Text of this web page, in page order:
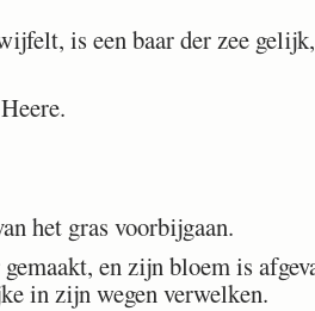
is een baar der zee
het gras voorbijgaan.
en zijn bloem is
in zijn wegen verwelken.